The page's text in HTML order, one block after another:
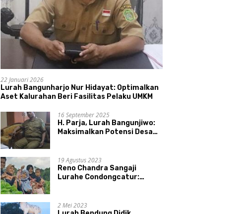
22 Januari 2026
Lurah Bangunharjo Nur Hidayat: Optimalkan
Aset Kalurahan Beri Fasilitas Pelaku UMKM
16 September 2025
H. Parja, Lurah Bangunjiwo:
Maksimalkan Potensi Desa
19 Agustus 2023
Reno Chandra Sangaji
Lurahe Condongcatur:
Masyarakat, dan Syukuri
2 Mei 2023